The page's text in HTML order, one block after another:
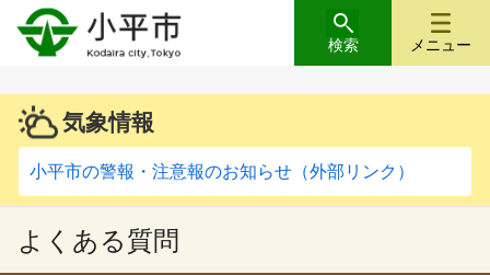
メニュー
検索
気象情報
小平市の警報・注意報のお知らせ（外部リンク）
よくある質問